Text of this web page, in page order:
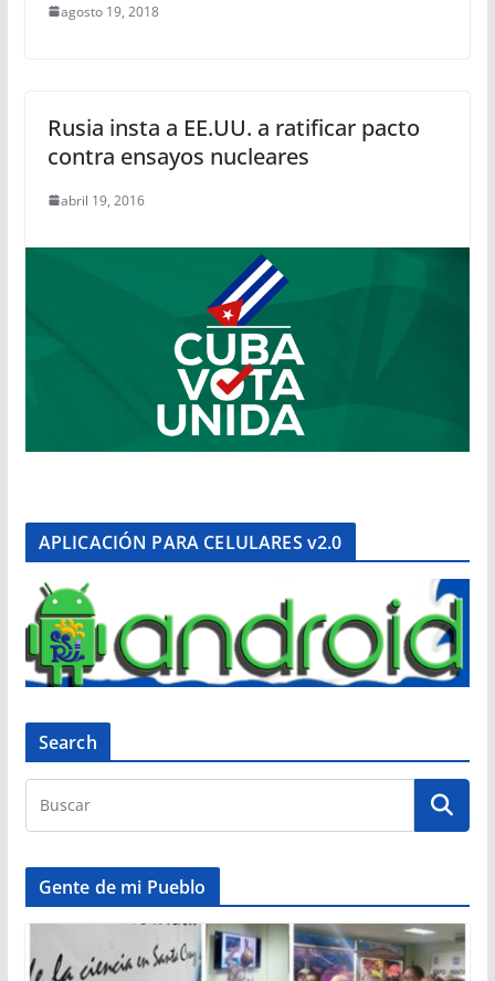
agosto 19, 2018
Rusia insta a EE.UU. a ratificar pacto
contra ensayos nucleares
abril 19, 2016
APLICACIÓN PARA CELULARES v2.0
Search
Gente de mi Pueblo